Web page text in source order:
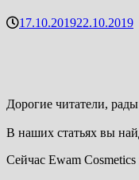
17.10.201922.10.2019
Дорогие читатели,
В наших статьях вы
Сейчас Ewam